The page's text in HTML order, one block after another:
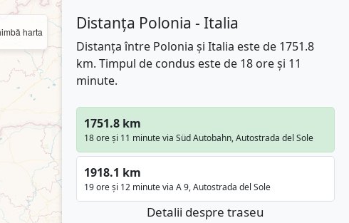
harta Distanța Polonia - Italia
Distanța între Polonia și Italia este de 1751.8
km. Timpul de condus este de 18 ore și 11
minute.
1751.8 km
18 ore și 11 minute via Süd Autobahn, Autostrada del Sole
1918.1 km
19 ore și 12 minute via A 9, Autostrada del Sole
Detalii despre traseu